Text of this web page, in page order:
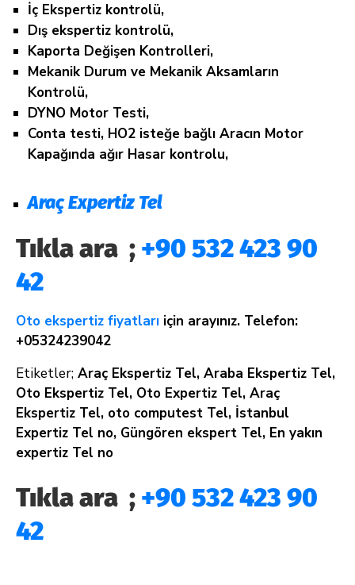
İç Ekspertiz kontrolü,
Dış ekspertiz kontrolü,
Kaporta Değişen Kontrolleri,
Mekanik Durum ve Mekanik Aksamların
Kontrolü,
DYNO Motor Testi,
Conta testi, HO2 isteğe bağlı Aracın Motor
Kapağında ağır Hasar kontrolu,
Araç Expertiz Tel
Tıkla ara ; +90 532 423 90
42
Oto ekspertiz fiyatları için arayınız. Telefon:
+05324239042
Etiketler; Araç Ekspertiz Tel, Araba Ekspertiz Tel,
Oto Ekspertiz Tel, Oto Expertiz Tel, Araç
Ekspertiz Tel, oto computest Tel, İstanbul
Expertiz Tel no, Güngören ekspert Tel, En yakın
expertiz Tel no
Tıkla ara ; +90 532 423 90
42